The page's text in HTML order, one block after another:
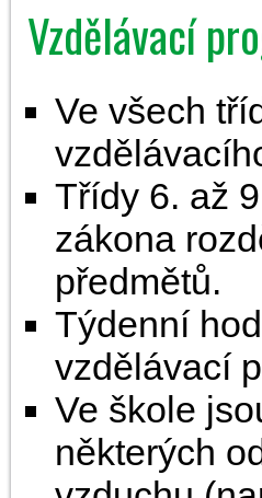
Vzdělávací
Ve všech
Třídy 6. až
zákona
předmětů.
Týdenní
vzdělávací
Ve škole
některých